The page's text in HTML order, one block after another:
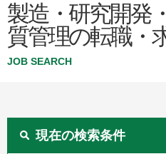
製造・研究開発
質管理の転職・
JOB SEARCH
現在の検索条件